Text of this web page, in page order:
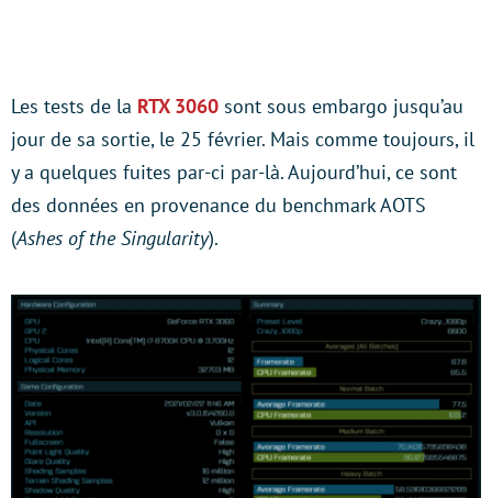
Les tests de la RTX 3060 sont sous embargo jusqu’au
jour de sa sortie, le 25 février. Mais comme toujours, il
y a quelques fuites par-ci par-là. Aujourd’hui, ce sont
des données en provenance du benchmark AOTS
(Ashes of the Singularity).